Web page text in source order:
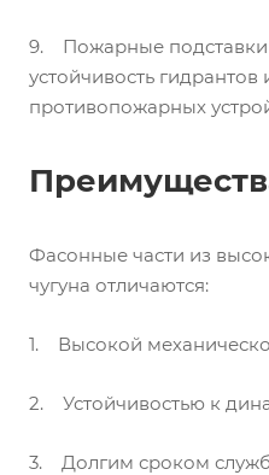
9. Пожарные
устойчивость гидрантов
противопожарных
Фасонные части из
чугуна отличаются:
1. Высокой
2. Устойчивостью к
3. Долгим сроком